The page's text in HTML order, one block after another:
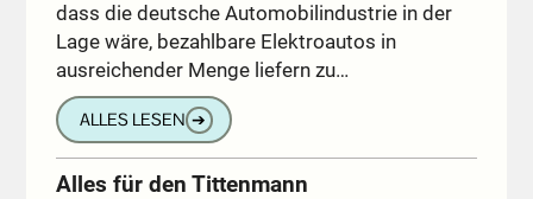
dass die deutsche Automobilindustrie in der
Lage wäre, bezahlbare Elektroautos in
ausreichender Menge liefern zu…
ALLES LESEN ➔
Alles für den Tittenmann